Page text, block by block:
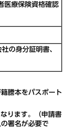
医療保険資格確認
の身分証明書、
謄本をパスポート
ります。（申請書
署名が必要で